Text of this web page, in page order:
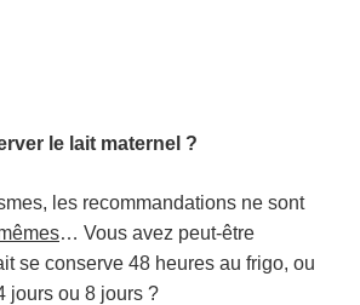
le lait maternel ?
les recommandations ne sont
… Vous avez peut-être
se conserve 48 heures au frigo, ou
jours ou 8 jours ?